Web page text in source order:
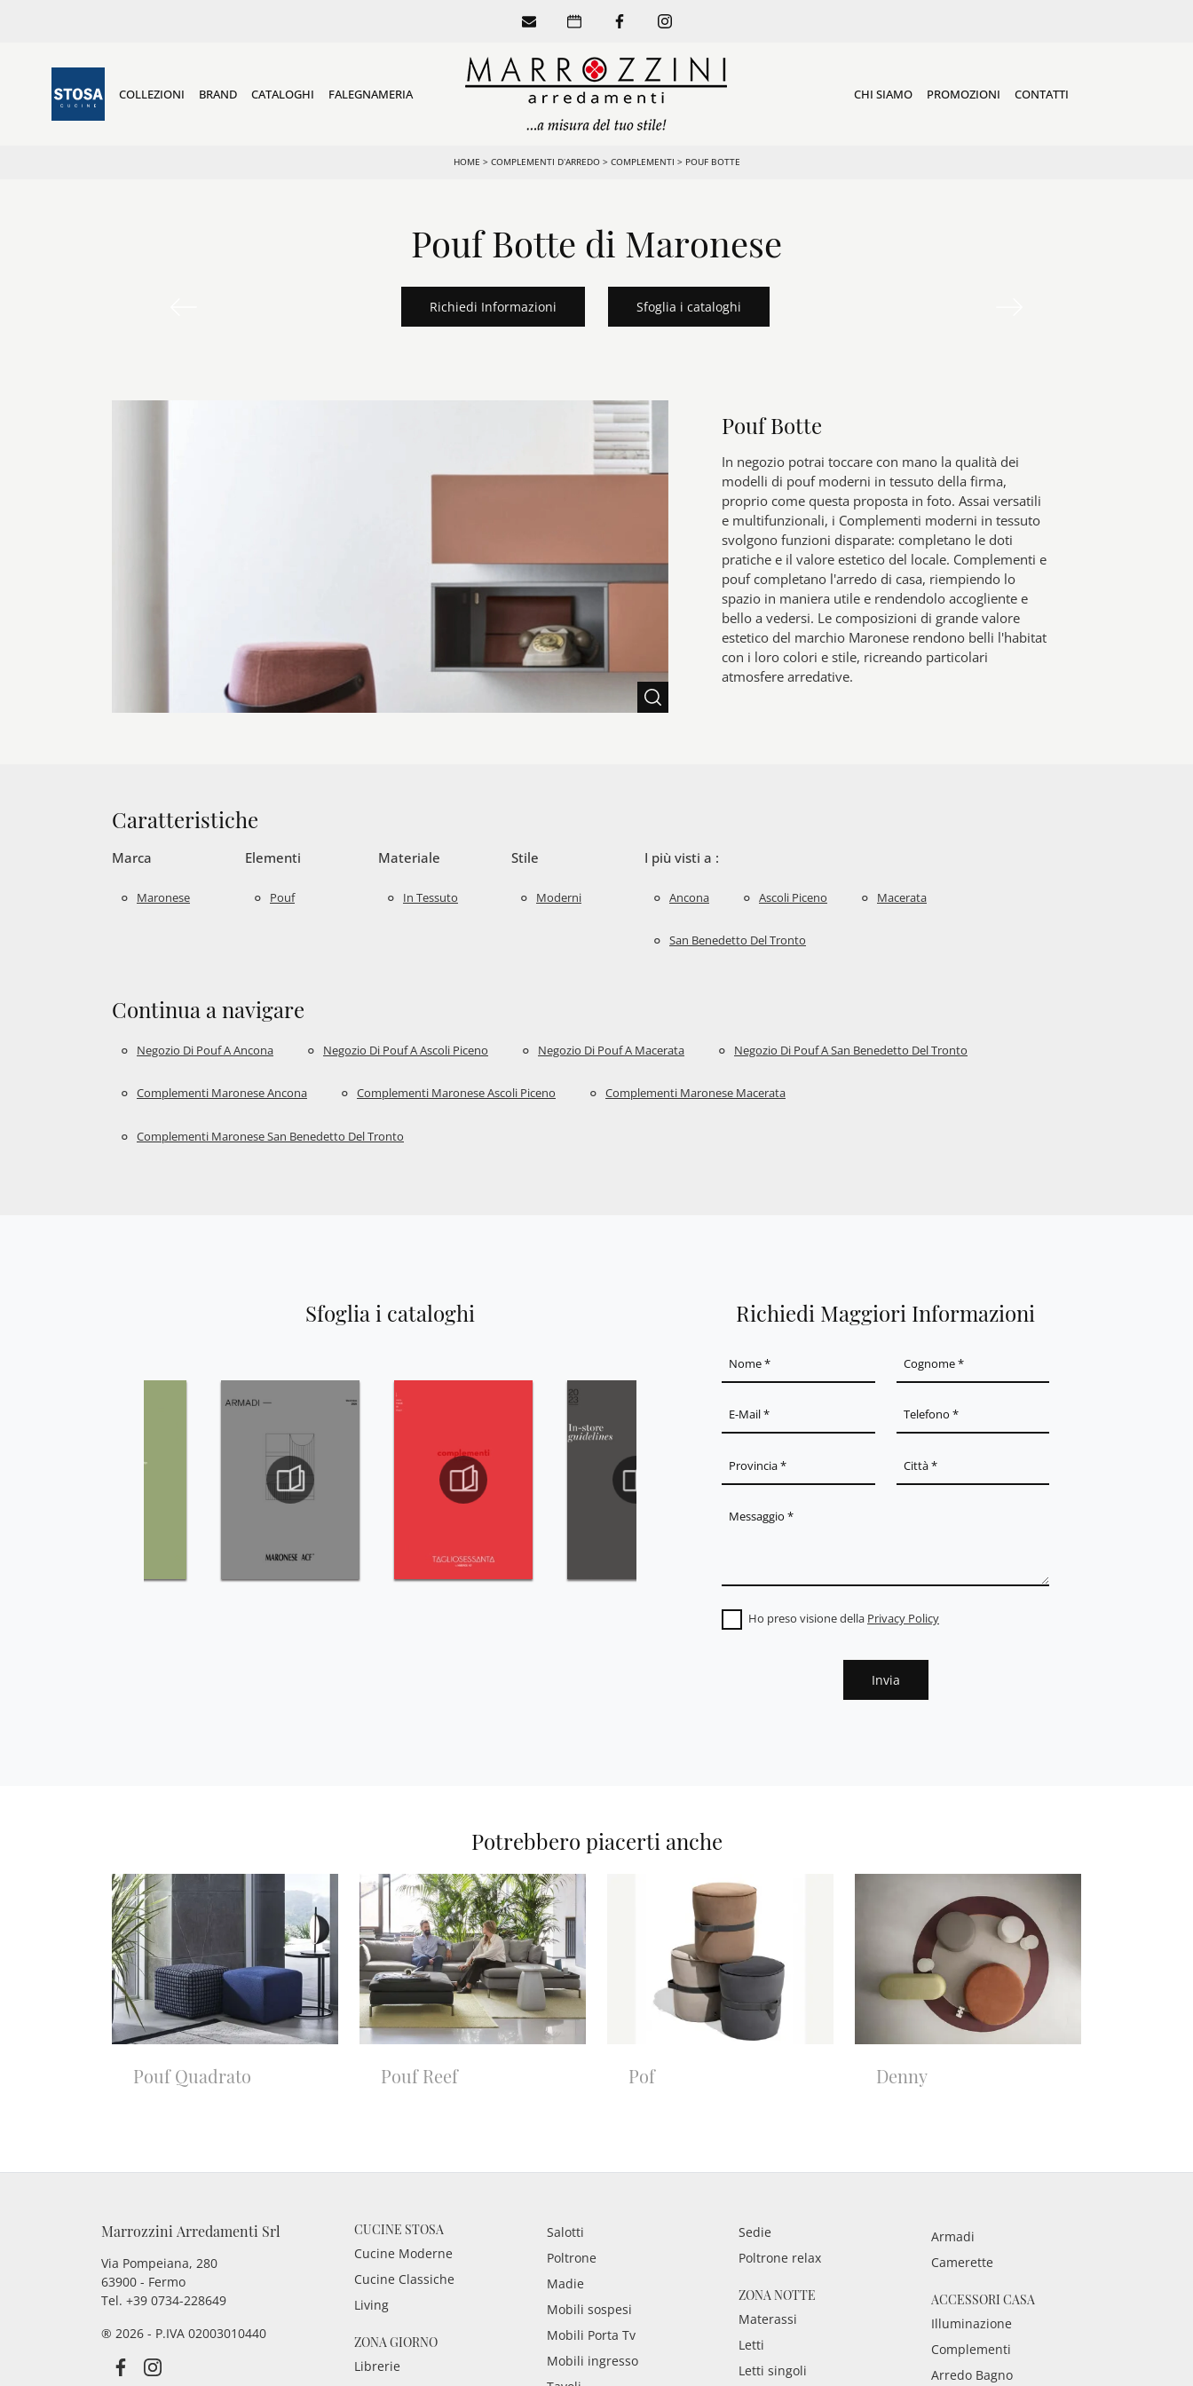
COLLEZIONI BRAND CATALOGHI FALEGNAMERIA CHI SIAMO PROMOZIONI CONTATTI
HOME > COMPLEMENTI D’ARREDO> COMPLEMENTI > POUF BOTTE
Pouf Botte di Maronese
Richiedi Informazioni Sfoglia i cataloghi
Pouf Botte
In negozio potrai toccare con mano la qualità dei
modelli di pouf moderni in tessuto della firma,
proprio come questa proposta in foto. Assai versatili
e multifunzionali, i Complementi moderni in tessuto
svolgono funzioni disparate: completano le doti
pratiche e il valore estetico del locale. Complementi e
pouf completano l'arredo di casa, riempiendo lo
spazio in maniera utile e rendendolo accogliente e
bello a vedersi. Le composizioni di grande valore
estetico del marchio Maronese rendono belli l'habitat
con i loro colori e stile, ricreando particolari
atmosfere arredative.
Caratteristiche
Marca
Maronese
Elementi
Pouf
Materiale
In Tessuto
Stile
Moderni
I più visti a :
Ancona Ascoli Piceno Macerata
San Benedetto Del Tronto
Continua a navigare
Negozio Di Pouf A Ancona Negozio Di Pouf A Ascoli Piceno Negozio Di Pouf A Macerata Negozio Di Pouf A San Benedetto Del Tronto
Complementi Maronese Ancona Complementi Maronese Ascoli Piceno Complementi Maronese Macerata
Complementi Maronese San Benedetto Del Tronto
Sfoglia i cataloghi Richiedi Maggiori Informazioni
Ho preso visione della Privacy Policy
Invia
Potrebbero piacerti anche
Pouf Quadrato Pouf Reef Pof Denny
Marrozzini Arredamenti Srl
Via Pompeiana, 280
63900 - Fermo
Tel. +39 0734-228649
® 2026 - P.IVA 02003010440
CUCINE STOSA
Cucine Moderne
Cucine Classiche
Living
ZONA GIORNO
Librerie
Salotti
Poltrone
Madie
Mobili sospesi
Mobili Porta Tv
Mobili ingresso
Sedie
Poltrone relax
ZONA NOTTE
Materassi
Letti
Letti singoli
Armadi
Camerette
ACCESSORI CASA
Illuminazione
Complementi
Arredo Bagno